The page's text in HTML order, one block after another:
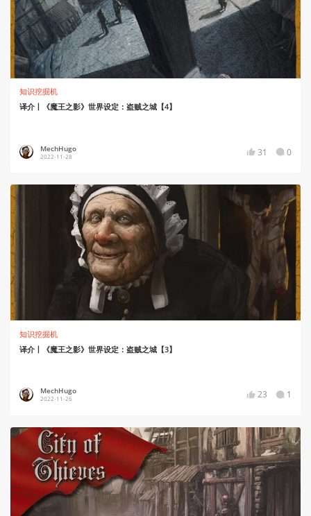
知识挖掘机
译介丨《魔王之影》世界设定：盗贼之城【4】
MechHugo
2022-11-28 31 0
知识挖掘机
译介丨《魔王之影》世界设定：盗贼之城【3】
MechHugo
2022-11-26 23 1